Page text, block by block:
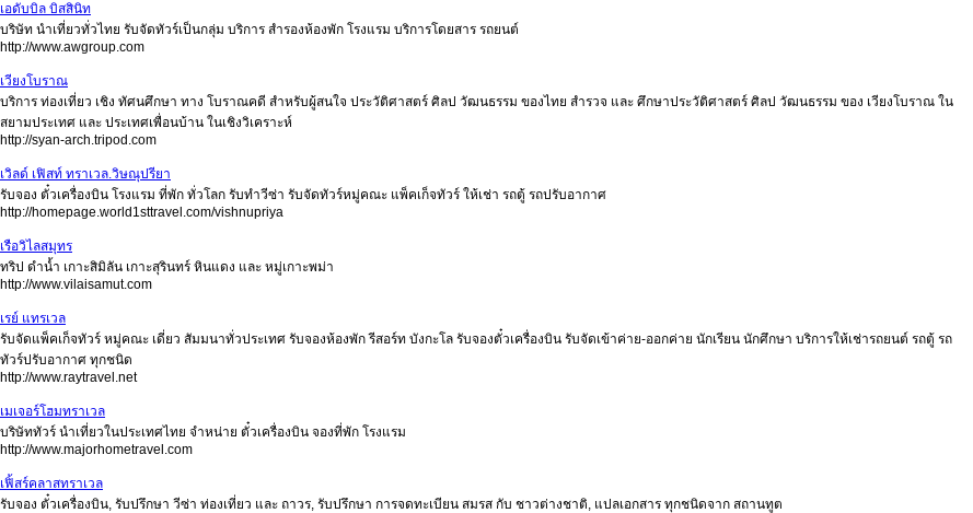
เอดับบิล บิสสินิท
บริษัท นำเที่ยวทั่วไทย รับจัดทัวร์เป็นกลุ่ม บริการ สำรองห้องพัก โรงแรม บริการโดยสาร รถยนต์
http://www.awgroup.com
เวียงโบราณ
บริการ ท่องเที่ยว เชิง ทัศนศึกษา ทาง โบราณคดี สำหรับผู้สนใจ ประวัติศาสตร์ ศิลป วัฒนธรรม ของไทย สำรวจ และ ศึกษาประวัติศาสตร์ ศิลป วัฒนธรรม ของ เวียงโบราณ ใน
สยามประเทศ และ ประเทศเพื่อนบ้าน ในเชิงวิเคราะห์
http://syan-arch.tripod.com
เวิลด์ เฟิสท์ ทราเวล.วิษณุปรียา
รับจอง ตั๋วเครื่องบิน โรงแรม ที่พัก ทั่วโลก รับทำวีซ่า รับจัดทัวร์หมู่คณะ แพ็คเก็จทัวร์ ให้เช่า รถตู้ รถปรับอากาศ
http://homepage.world1sttravel.com/vishnupriya
เรือวิไลสมุทร
ทริป ดำน้ำ เกาะสิมิลัน เกาะสุรินทร์ หินแดง และ หมู่เกาะพม่า
http://www.vilaisamut.com
เรย์ แทรเวล
รับจัดแพ็คเก็จทัวร์ หมู่คณะ เดี่ยว สัมมนาทั่วประเทศ รับจองห้องพัก รีสอร์ท บังกะโล รับจองตั๋วเครื่องบิน รับจัดเข้าค่าย-ออกค่าย นักเรียน นักศึกษา บริการให้เช่ารถยนต์ รถตู้ รถ
ทัวร์ปรับอากาศ ทุกชนิด
http://www.raytravel.net
เมเจอร์โฮมทราเวล
บริษัททัวร์ นำเที่ยวในประเทศไทย จำหน่าย ตั๋วเครื่องบิน จองที่พัก โรงแรม
http://www.majorhometravel.com
เฟิ้สร์คลาสทราเวล
รับจอง ตั๋วเครื่องบิน, รับปรึกษา วีซ่า ท่องเที่ยว และ ถาวร, รับปรึกษา การจดทะเบียน สมรส กับ ชาวต่างชาติ, แปลเอกสาร ทุกชนิดจาก สถานทูต